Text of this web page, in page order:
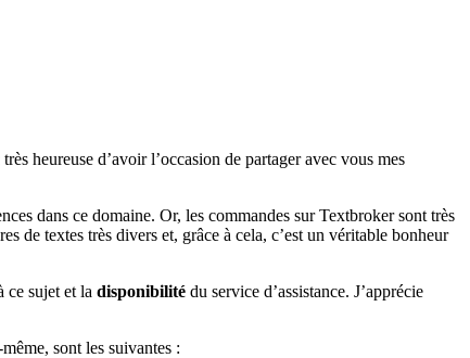
heureuse d’avoir l’occasion de partager avec vous mes
dans ce domaine. Or, les commandes sur Textbroker sont très
de textes très divers et, grâce à cela, c’est un véritable bonheur
ce sujet et la disponibilité du service d’assistance. J’apprécie
sont les suivantes :